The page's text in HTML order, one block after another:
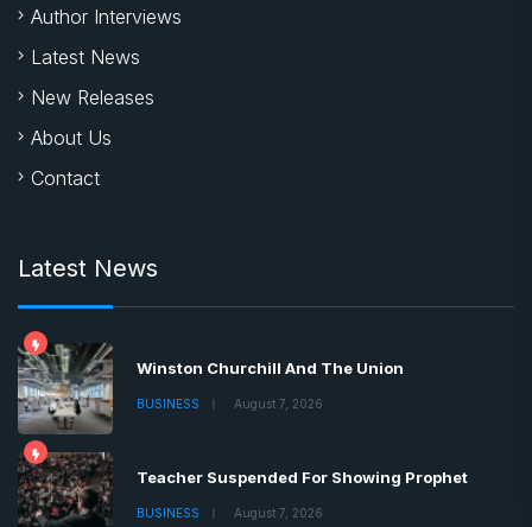
Author Interviews
Latest News
New Releases
About Us
Contact
Latest News
Winston Churchill And The Union
BUSINESS August 7, 2026
Teacher Suspended For Showing Prophet
BUSINESS August 7, 2026